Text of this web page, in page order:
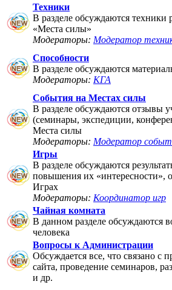
Техники
В разделе обсуждаются
«Места силы»
Модераторы: Модератор
Способности
В разделе обсуждаются
Модераторы: КГА
События на Местах силы
В разделе обсуждаются отзывы
(семинары, экспедиции,
Места силы
Модераторы: Модератор
Игры
В разделе обсуждаются
повышения их «интересности»,
Играх
Модераторы: Координатор игр
Чайная комната
В данном разделе обсуждаются
человека
Вопросы к Администрации
Обсуждается все, что связано с
сайта, проведение семинаров,
и др.